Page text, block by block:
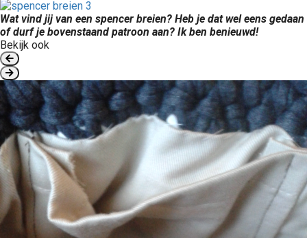
Wat vind jij van een spencer breien? Heb je dat wel eens gedaan
of durf je bovenstaand patroon aan? Ik ben benieuwd!
Bekijk ook